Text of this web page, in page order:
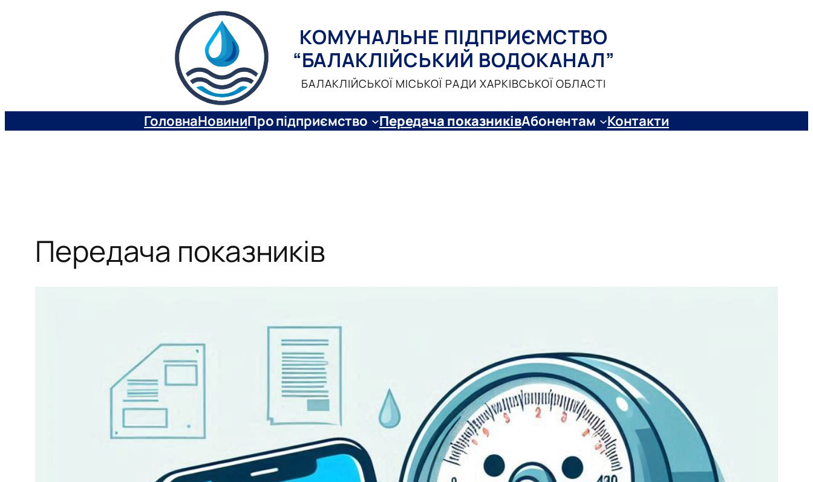
КОМУНАЛЬНЕ ПІДПРИЄМСТВО
“БАЛАКЛІЙСЬКИЙ ВОДОКАНАЛ”
БАЛАКЛІЙСЬКОЇ МІСЬКОЇ РАДИ ХАРКІВСЬКОЇ ОБЛАСТІ
ГоловнаНовиниПро підприємство Передача показниківАбонентам Контакти
Передача показників